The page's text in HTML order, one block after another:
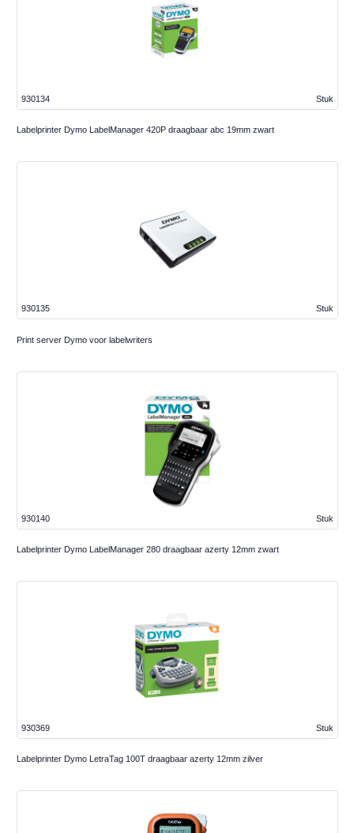
Stuk
930134
Labelprinter Dymo LabelManager 420P draagbaar abc 19mm zwart
Stuk
930135
Print server Dymo voor labelwriters
Stuk
930140
Labelprinter Dymo LabelManager 280 draagbaar azerty 12mm zwart
Stuk
930369
Labelprinter Dymo LetraTag 100T draagbaar azerty 12mm zilver